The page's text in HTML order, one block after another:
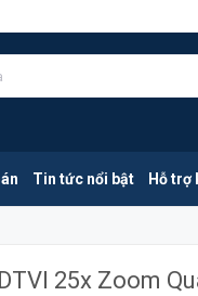
Tin tức nổi bật Hỗ trợ
25x Zoom